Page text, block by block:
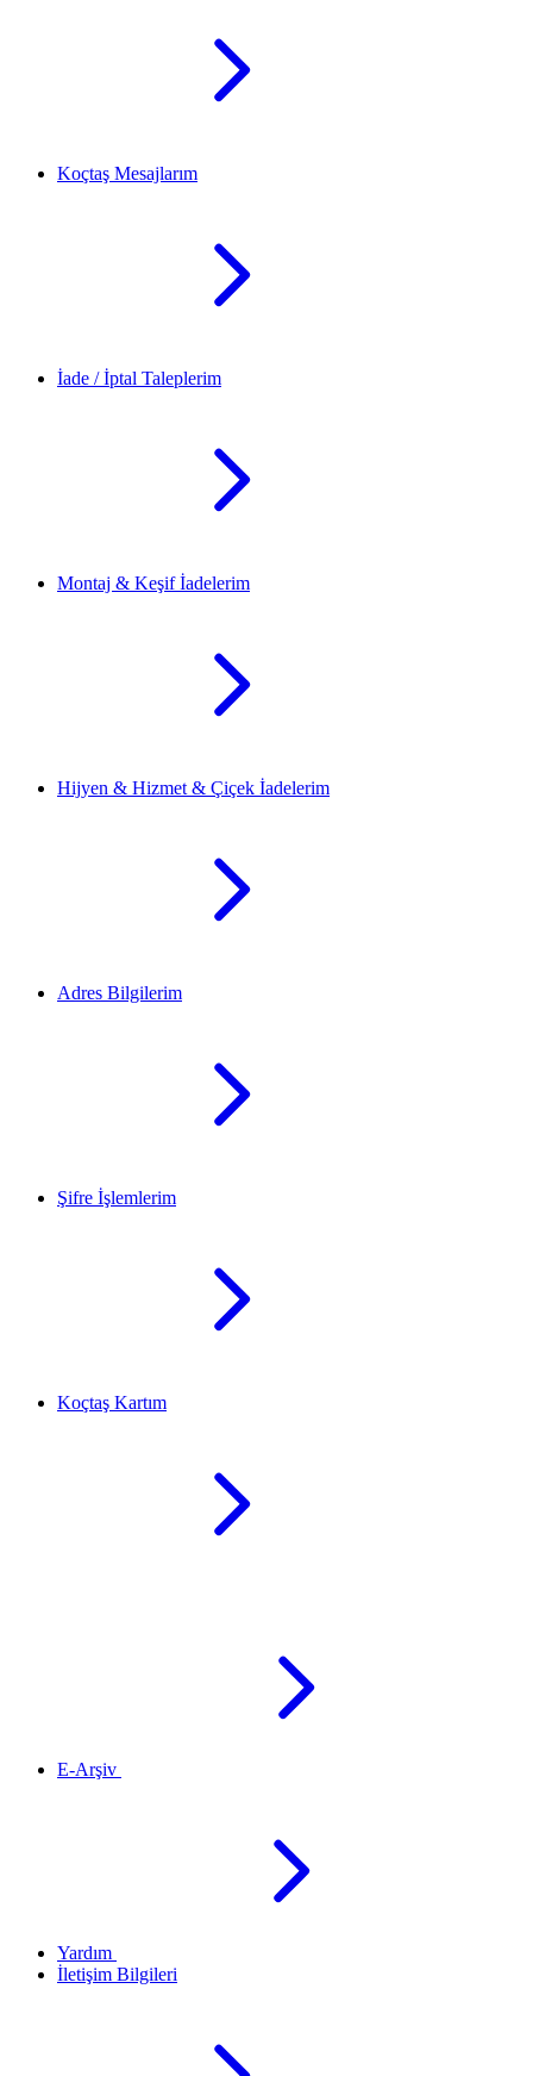
Koçtaş Mesajlarım
İade / İptal Taleplerim
Montaj & Keşif İadelerim
Hijyen & Hizmet & Çiçek İadelerim
Adres Bilgilerim
Şifre İşlemlerim
Koçtaş Kartım
E-Arşiv
Yardım
İletişim Bilgileri